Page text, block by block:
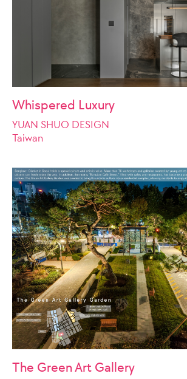
Whispered Luxury
YUAN SHUO DESIGN
Taiwan
The Green Art Gallery